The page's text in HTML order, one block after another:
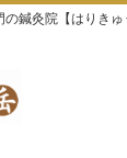
の鍼灸院【はりき